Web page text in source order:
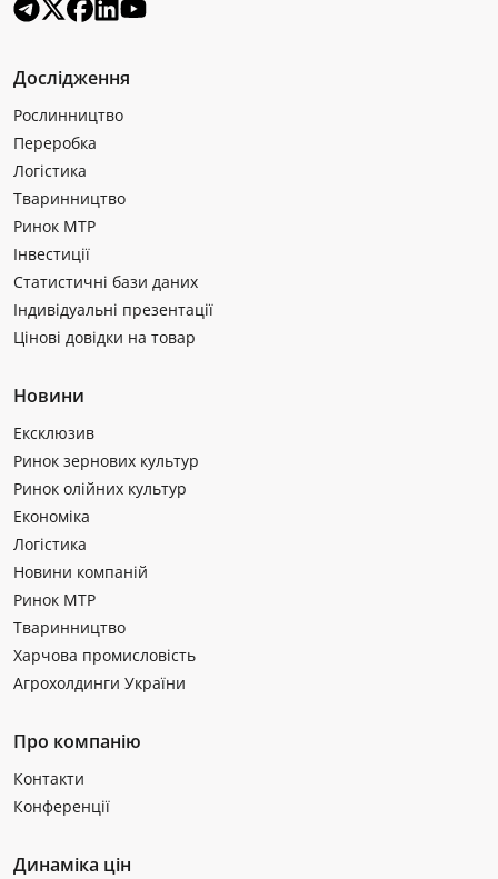
Дослідження
Рослинництво
Переробка
Логістика
Тваринництво
Ринок МТР
Інвестиції
Статистичні бази даних
Індивідуальні презентації
Цінові довідки на товар
Новини
Ексклюзив
Ринок зернових культур
Ринок олійних культур
Економіка
Логістика
Новини компаній
Ринок МТР
Тваринництво
Харчова промисловість
Агрохолдинги України
Про компанію
Контакти
Конференції
Динаміка цін